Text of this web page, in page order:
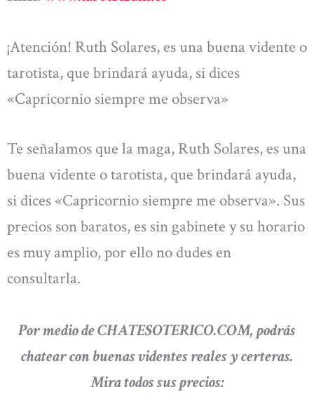
¡Atención! Ruth Solares, es una buena vidente o
tarotista, que brindará ayuda, si dices
«Capricornio siempre me observa»
Te señalamos que la maga, Ruth Solares, es una
buena vidente o tarotista, que brindará ayuda,
si dices «Capricornio siempre me observa». Sus
precios son baratos, es sin gabinete y su horario
es muy amplio, por ello no dudes en
consultarla.
Por medio de CHATESOTERICO.COM, podrás
chatear con buenas videntes reales y certeras.
Mira todos sus precios: